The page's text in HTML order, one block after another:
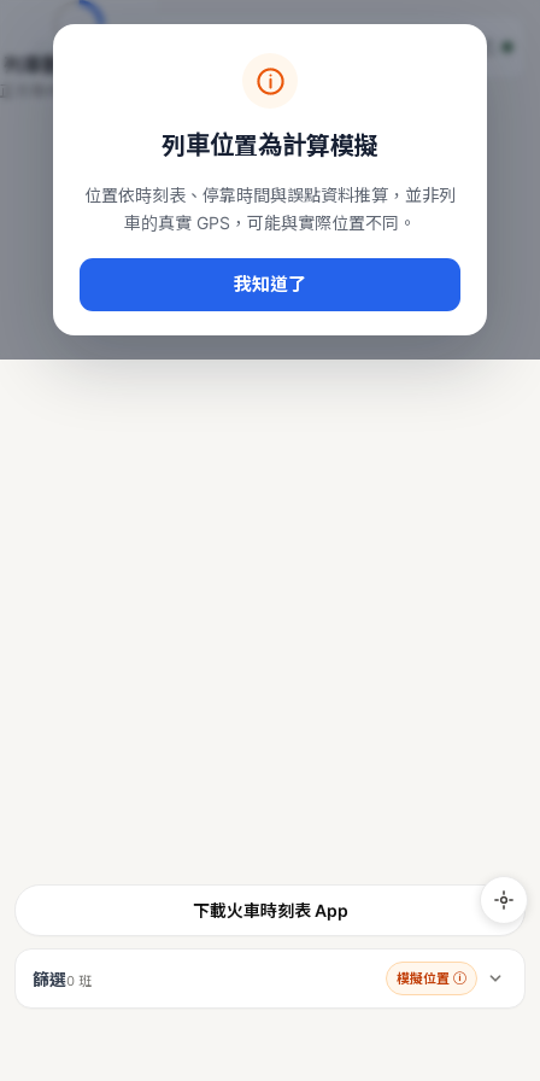
台鐵列車即時位置地圖
本頁顯示目前全台鐵運行中的列車位置，涵蓋自強、普悠瑪、
常用查詢：
、台中車站即時動態
台鐵即時動態
下載火車時刻表 App
篩選0 班 模擬位置 ⓘ
列車位置為計算模擬
位置依時刻表、停靠時間與誤點資料推算，並非列
車的真實 GPS，可能與實際位置不同。
我知道了
列車動態載入中…